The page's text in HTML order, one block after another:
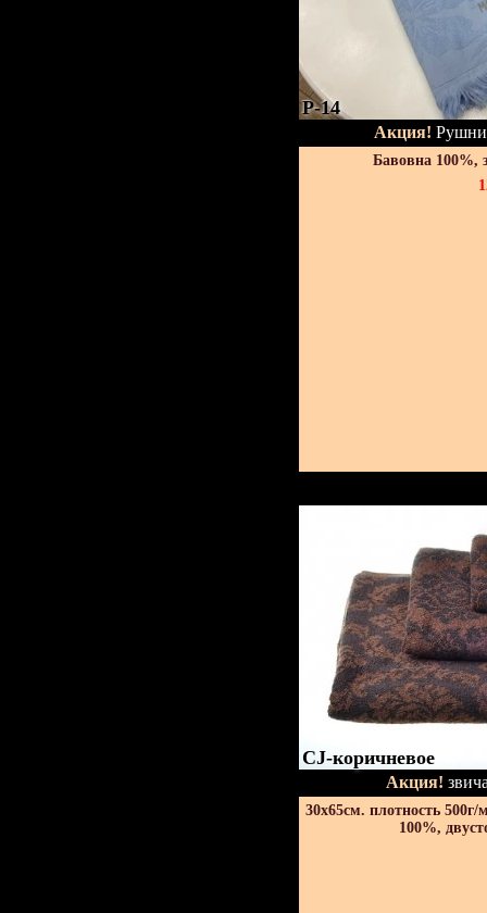
P-14
Акция!
Бавовна 100%,
CJ-коричневое
Акция!
30х65см. плотность 500г/
100%,